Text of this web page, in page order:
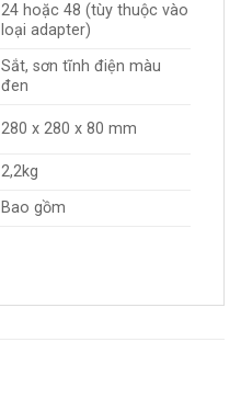
24 hoặc 48 (tùy thuộc vào
loại adapter)
Sắt, sơn tĩnh điện màu
đen
280 x 280 x 80 mm
2,2kg
Bao gồm